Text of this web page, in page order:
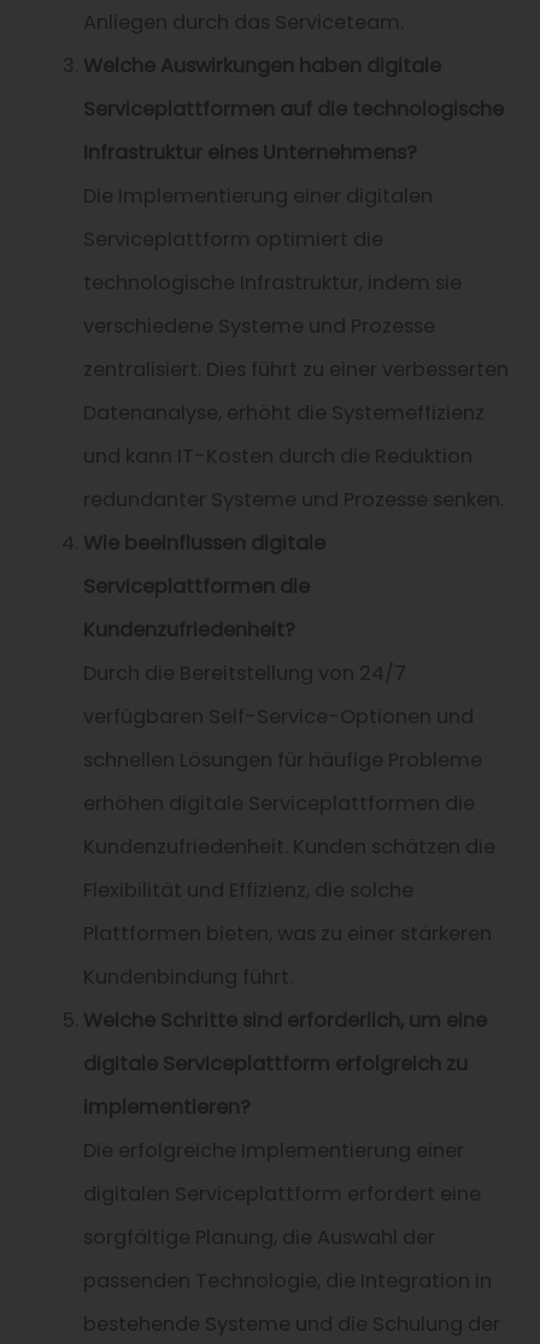
Anliegen durch das Serviceteam.
Welche Auswirkungen haben digitale
Serviceplattformen auf die technologische
Infrastruktur eines Unternehmens?
Die Implementierung einer digitalen
Serviceplattform optimiert die
technologische Infrastruktur, indem sie
verschiedene Systeme und Prozesse
zentralisiert. Dies führt zu einer verbesserten
Datenanalyse, erhöht die Systemeffizienz
und kann IT-Kosten durch die Reduktion
redundanter Systeme und Prozesse senken.
Wie beeinflussen digitale
Serviceplattformen die
Kundenzufriedenheit?
Durch die Bereitstellung von 24/7
verfügbaren Self-Service-Optionen und
schnellen Lösungen für häufige Probleme
erhöhen digitale Serviceplattformen die
Kundenzufriedenheit. Kunden schätzen die
Flexibilität und Effizienz, die solche
Plattformen bieten, was zu einer stärkeren
Kundenbindung führt.
Welche Schritte sind erforderlich, um eine
digitale Serviceplattform erfolgreich zu
implementieren?
Die erfolgreiche Implementierung einer
digitalen Serviceplattform erfordert eine
sorgfältige Planung, die Auswahl der
passenden Technologie, die Integration in
bestehende Systeme und die Schulung der